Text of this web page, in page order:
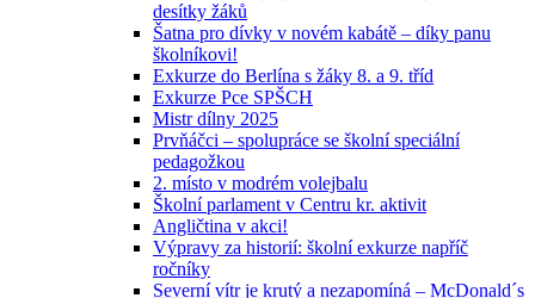
desítky žáků
Šatna pro dívky v novém kabátě – díky panu
školníkovi!
Exkurze do Berlína s žáky 8. a 9. tříd
Exkurze Pce SPŠCH
Mistr dílny 2025
Prvňáčci – spolupráce se školní speciální
pedagožkou
2. místo v modrém volejbalu
Školní parlament v Centru kr. aktivit
Angličtina v akci!
Výpravy za historií: školní exkurze napříč
ročníky
Severní vítr je krutý a nezapomíná – McDonald´s